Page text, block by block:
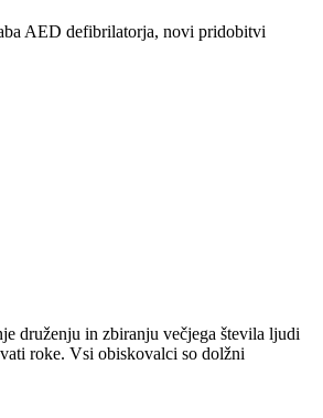
AED defibrilatorja, novi pridobitvi
druženju in zbiranju večjega števila ljudi
roke. Vsi obiskovalci so dolžni